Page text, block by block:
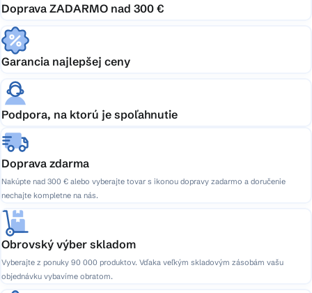
Doprava ZADARMO nad 300 €
Garancia najlepšej ceny
Podpora, na ktorú je spoľahnutie
Doprava zdarma
Nakúpte nad 300 € alebo vyberajte tovar s ikonou dopravy zadarmo a doručenie
nechajte kompletne na nás.
Obrovský výber skladom
Vyberajte z ponuky 90 000 produktov. Vďaka veľkým skladovým zásobám vašu
objednávku vybavíme obratom.